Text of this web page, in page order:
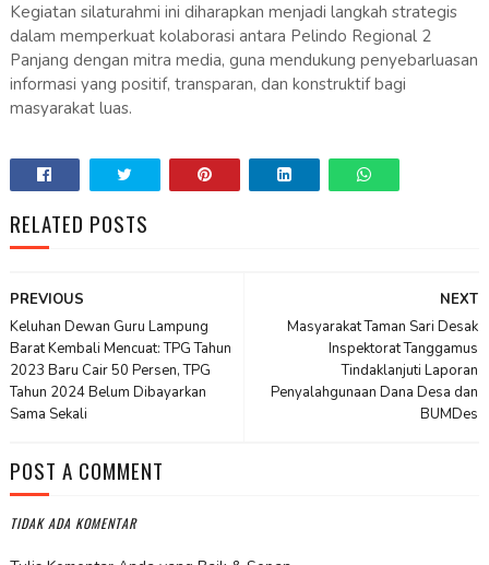
Kegiatan silaturahmi ini diharapkan menjadi langkah strategis
dalam memperkuat kolaborasi antara Pelindo Regional 2
Panjang dengan mitra media, guna mendukung penyebarluasan
informasi yang positif, transparan, dan konstruktif bagi
masyarakat luas.
RELATED POSTS
NEXT
Masyarakat Taman Sari Desak
Inspektorat Tanggamus
Tindaklanjuti Laporan
Penyalahgunaan Dana Desa dan
BUMDes
PREVIOUS
Keluhan Dewan Guru Lampung
Barat Kembali Mencuat: TPG Tahun
2023 Baru Cair 50 Persen, TPG
Tahun 2024 Belum Dibayarkan
Sama Sekali
POST A COMMENT
TIDAK ADA KOMENTAR